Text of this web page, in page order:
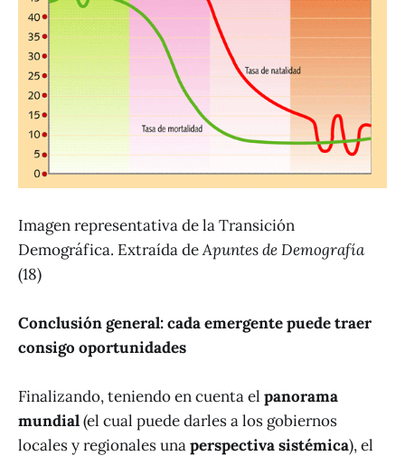
Imagen representativa de la Transición
Demográfica. Extraída deApuntes de Demografía
(18)
Conclusión general: cada emergente puede traer
consigo oportunidades
Finalizando, teniendo en cuenta el panorama
mundial(el cual puede darles a los gobiernos
locales y regionales unaperspectiva sistémica), el